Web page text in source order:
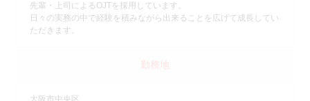
先輩・上司によるOJTを採用しています。
日々の実務の中で経験を積みながら出来ることを広げて成長してい
ただきます。
勤務地
大阪市中央区